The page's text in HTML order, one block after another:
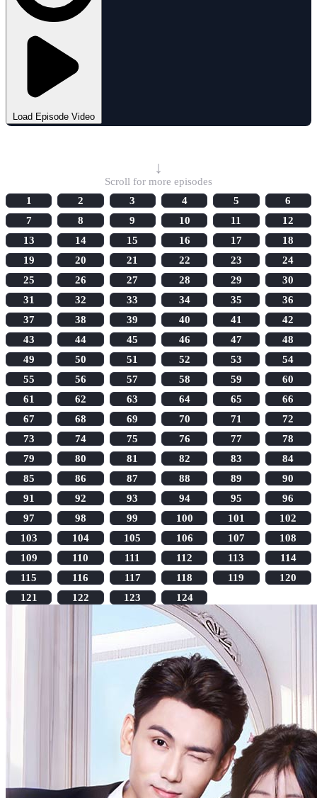
Load Episode Video
↓
Scroll for more episodes
1
2 3 4 5
6
7
8 9 10 11
12
13
14 15 16 17
18
19
20 21 22 23
24
25
26 27 28 29
30
31
32 33 34 35
36
37
38 39 40 41
42
43
44 45 46 47
48
49
50 51 52 53
54
55
56 57 58 59
60
61
62 63 64 65
66
67
68 69 70 71
72
73
74 75 76 77
78
79
80 81 82 83
84
85
86 87 88 89
90
91
92 93 94 95
96
97
98 99 100 101
102
103
104 105 106 107
108
109
110 111 112 113
114
115
116 117 118 119
120
121
122 123 124